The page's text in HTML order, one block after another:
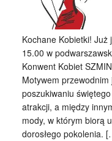
Kochane Kobietki!
15.00 w
Konwent Kobiet
Motywem
poszukiwaniu
atrakcji, a między
mody, w którym biorą
dorosłego pokolenia.